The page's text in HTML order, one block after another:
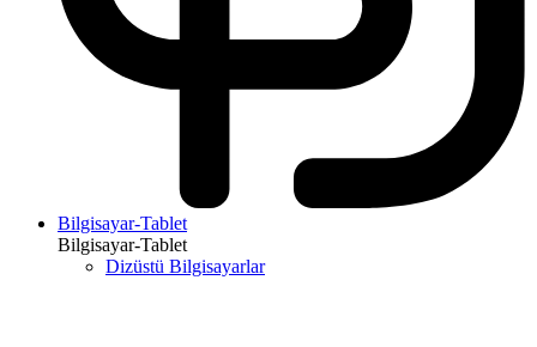
Bilgisayar-Tablet
Bilgisayar-Tablet
Dizüstü Bilgisayarlar